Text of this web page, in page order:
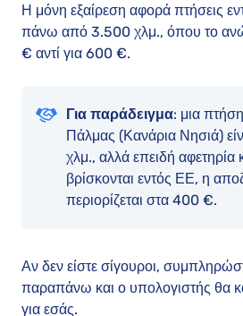
Η μόνη εξαίρεση αφορά πτήσεις
πάνω από 3.500 χλμ., όπου το
€ αντί για 600 €.
Για παράδειγμα: μια
Πάλμας (Κανάρια Νησιά)
χλμ., αλλά επειδή αφετηρία
βρίσκονται εντός ΕΕ, η
περιορίζεται στα 400 €.
Αν δεν είστε σίγουροι,
παραπάνω και ο υπολογιστής θα
για εσάς.